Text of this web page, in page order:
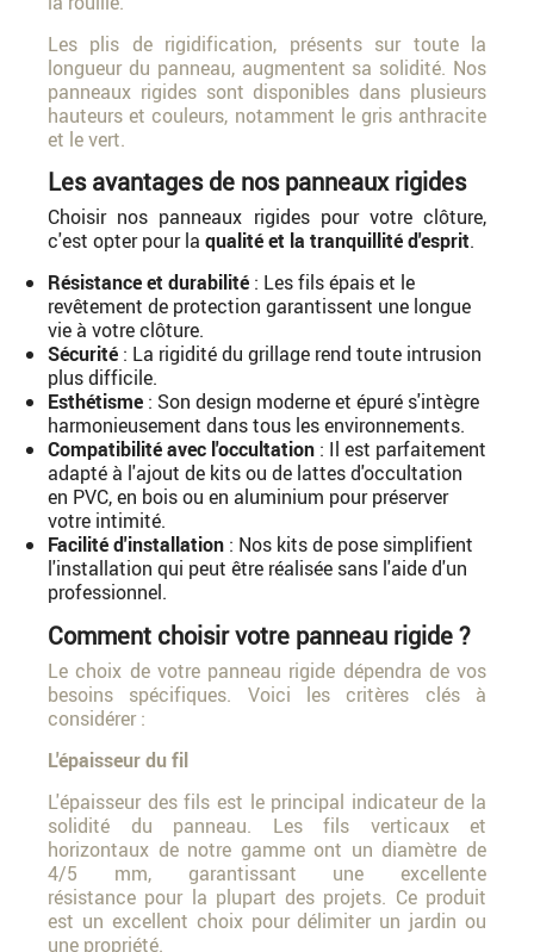
Les plis de rigidification, présents sur toute la
longueur du panneau, augmentent sa solidité. Nos
panneaux rigides sont disponibles dans plusieurs
hauteurs et couleurs, notamment le gris anthracite
et le vert.
Les avantages de nos panneaux rigides
Choisir nos panneaux rigides pour votre clôture,
c'est opter pour la qualité et la tranquillité d'esprit.
Résistance et durabilité : Les fils épais et le
revêtement de protection garantissent une longue
vie à votre clôture.
Sécurité : La rigidité du grillage rend toute intrusion
plus difficile.
Esthétisme : Son design moderne et épuré s'intègre
harmonieusement dans tous les environnements.
Compatibilité avec l'occultation : Il est parfaitement
adapté à l'ajout de kits ou de lattes d'occultation
en PVC, en bois ou en aluminium pour préserver
votre intimité.
Facilité d'installation : Nos kits de pose simplifient
l'installation qui peut être réalisée sans l'aide d'un
professionnel.
Comment choisir votre panneau rigide ?
Le choix de votre panneau rigide dépendra de vos
besoins spécifiques. Voici les critères clés à
considérer :
L'épaisseur du fil
L'épaisseur des fils est le principal indicateur de la
solidité du panneau. Les fils verticaux et
horizontaux de notre gamme ont un diamètre de
4/5 mm, garantissant une excellente
résistance pour la plupart des projets. Ce produit
est un excellent choix pour délimiter un jardin ou
une propriété.